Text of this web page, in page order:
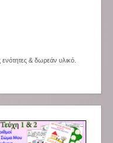
& δωρεάν υλικό.